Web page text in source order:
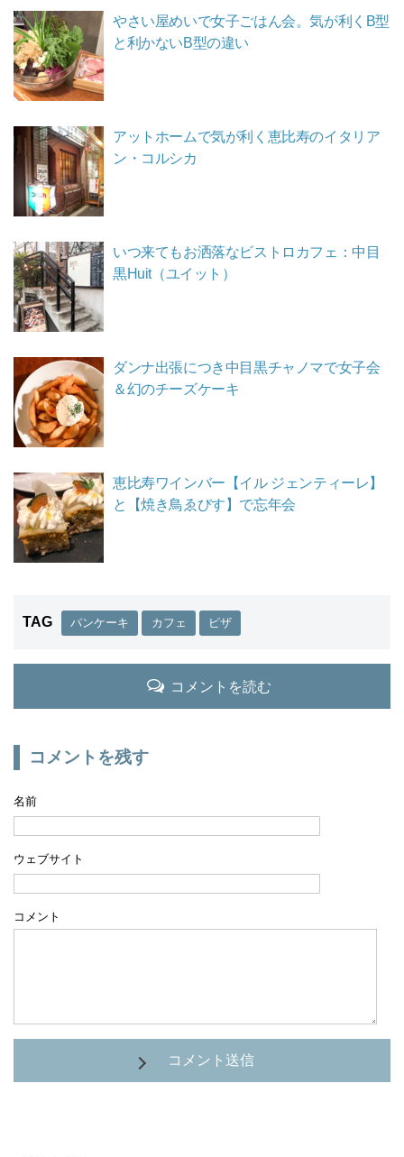
やさい屋めいで女子ごはん会。気が利くB型
と利かないB型の違い
アットホームで気が利く恵比寿のイタリア
ン・コルシカ
いつ来てもお洒落なビストロカフェ：中目
黒Huit（ユイット）
ダンナ出張につき中目黒チャノマで女子会
＆幻のチーズケーキ
恵比寿ワインバー【イル ジェンティーレ】
と【焼き鳥ゑびす】で忘年会
TAG パンケーキ カフェ ピザ
コメントを読む
コメントを残す
名前
ウェブサイト
コメント
コメント送信